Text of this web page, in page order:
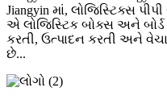
Jiangyin માં, લોજિસ્ટિક્સ
એ લોજિસ્ટિક બોક્સ અને બોર્ડ
કરતી, ઉત્પાદન કરતી અને
છે...